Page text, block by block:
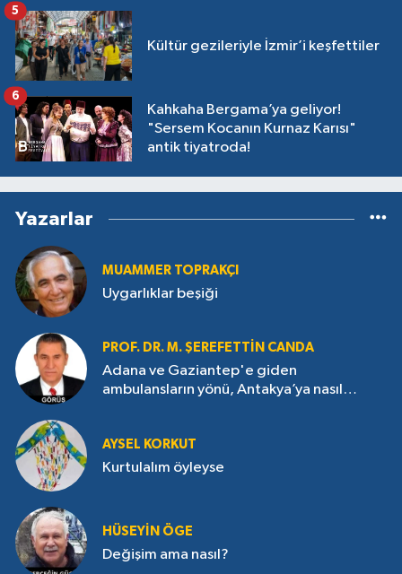
Kültür gezileriyle İzmir’i keşfettiler
5
Kahkaha Bergama’ya geliyor!
"Sersem Kocanın Kurnaz Karısı"
antik tiyatroda!
6
Yazarlar
MUAMMER TOPRAKÇI
Uygarlıklar beşiği
PROF. DR. M. ŞEREFETTIN CANDA
Adana ve Gaziantep'e giden
ambulansların yönü, Antakya’ya nasıl
AYSEL KORKUT
Kurtulalım öyleyse
HÜSEYIN ÖGE
Değişim ama nasıl?